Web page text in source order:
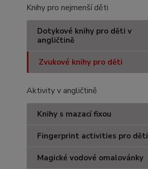
Knihy pro nejmenší děti
Dotykové knihy pro děti v
angličtině
Zvukové knihy pro děti
Aktivity v angličtině
Knihy s mazací fixou
Fingerprint activities pro děti
Magické vodové omalovánky